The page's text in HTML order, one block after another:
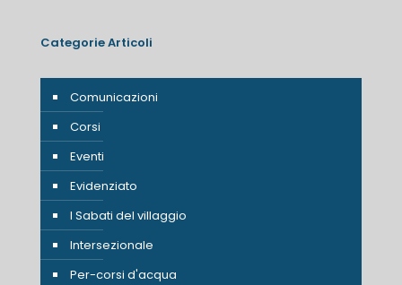
Categorie Articoli
Comunicazioni
Corsi
Eventi
Evidenziato
I Sabati del villaggio
Intersezionale
Per-corsi d'acqua